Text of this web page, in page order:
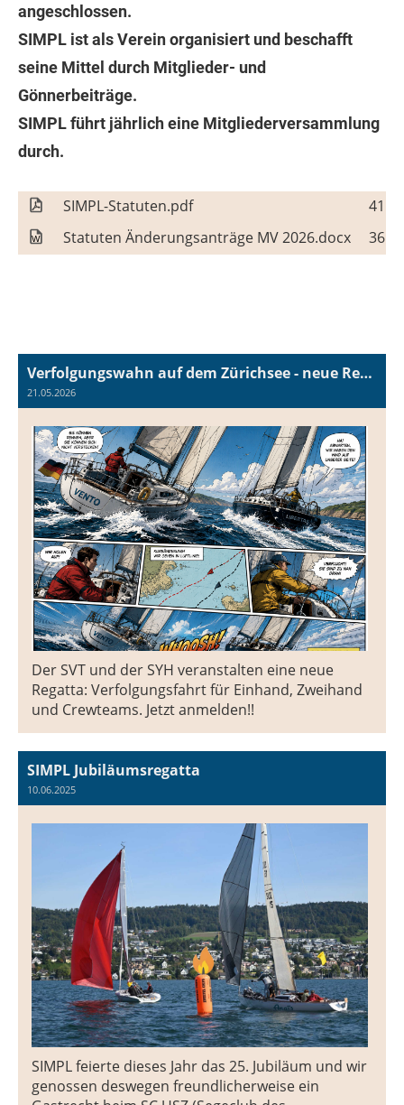
angeschlossen.
SIMPL ist als Verein organisiert und beschafft
seine Mittel durch Mitglieder- und
Gönnerbeiträge.
SIMPLführt jährlich eine Mitgliederversammlung
durch.
SIMPL-Statuten.pdf
41
Statuten Änderungsanträge MV 2026.docx
36
Verfolgungswahn auf dem Zürichsee - neue Regatta am 6. Juni
21.05.2026
Der SVT und der SYH veranstalten eine neue
Regatta: Verfolgungsfahrt für Einhand, Zweihand
und Crewteams. Jetzt anmelden!!
SIMPL Jubiläumsregatta
10.06.2025
SIMPL feierte dieses Jahr das 25. Jubiläum und wir
genossen deswegen freundlicherweise ein